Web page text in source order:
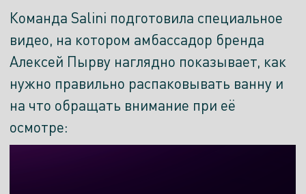
Команда Salini подготовила специальное
видео, на котором амбассадор бренда
Алексей Пырву наглядно показывает, как
нужно правильно распаковывать ванну и
на что обращать внимание при её
осмотре: